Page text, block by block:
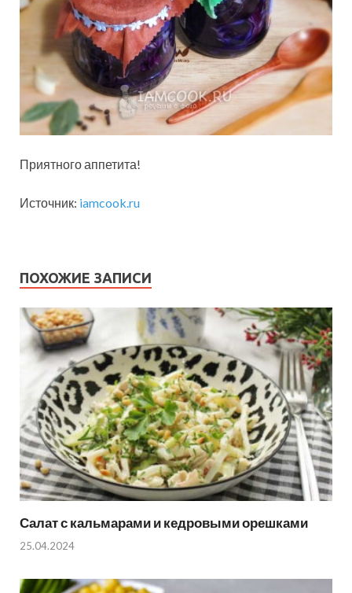
Приятного аппетита!
Источник: iamcook.ru
ПОХОЖИЕ ЗАПИСИ
Салат с кальмарами и кедровыми орешками
25.04.2024